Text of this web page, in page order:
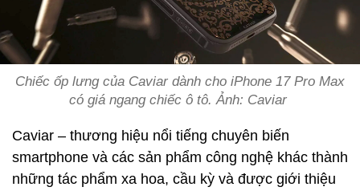
Chiếc ốp lưng của Caviar dành cho iPhone 17 Pro Max
có giá ngang chiếc ô tô. Ảnh: Caviar
Caviar – thương hiệu nổi tiếng chuyên biến
smartphone và các sản phẩm công nghệ khác thành
những tác phẩm xa hoa, cầu kỳ và được giới thiệu